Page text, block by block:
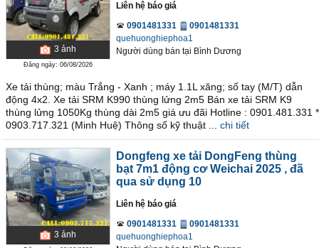
3 ảnh
Đăng ngày: 06/08/2026
Liên hệ báo giá
0901481331
0901481331
quehuonghiephoa1
Người dùng bán tại Bình Dương
Xe tải thùng; màu Trắng - Xanh ; máy 1.1L xăng; số tay (M/T) dẫn
động 4x2. Xe tải SRM K990 thùng lửng 2m5 Bán xe tải SRM K9
thùng lửng 1050Kg thùng dài 2m5 giá ưu đãi Hotline : 0901.481.331 *
0903.717.321 (Minh Huệ) Thông số kỹ thuật ...
chi tiết
3 ảnh
Dongfeng xe tải DongFeng thùng
bạt 7m1 động cơ Weichai 2025 , đã
qua sử dụng 10
Liên hệ báo giá
0901481331
0901481331
quehuonghiephoa1